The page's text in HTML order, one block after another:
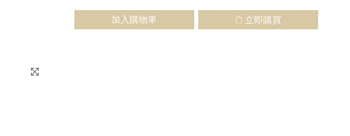
加入購物車 立即購買